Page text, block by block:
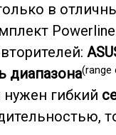
в
диапазона(range
гибкий